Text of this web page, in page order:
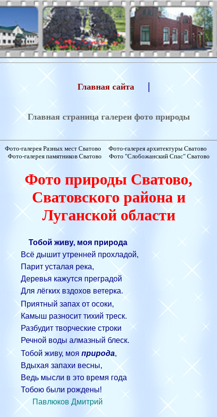
Главная сайта |
Главная страница галереи фото природы
Фото-галерея Разных мест Сватово
Фото-галерея архитектуры Сватово
Фото-галерея памятников Сватово
Фото "Слобожанский Спас" Сватово
Фото природы Сватово,
Сватовского района и
Луганской области
Тобой живу, моя природа
Всё дышит утренней прохладой,
Парит усталая река,
Деревья кажутся преградой
Для лёгких вздохов ветерка.
Приятный запах от осоки,
Камыш разносит тихий треск.
Разбудит творческие строки
Речной воды алмазный блеск.
Тобой живу, моя природа,
Вдыхая запахи весны,
Ведь мысли в это время года
Тобою были рождены!
Павлюков Дмитрий